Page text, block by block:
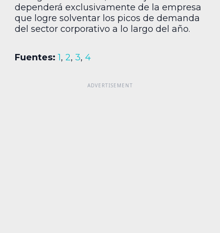
dependerá exclusivamente de la empresa
que logre solventar los picos de demanda
del sector corporativo a lo largo del año.
Fuentes: 1, 2, 3, 4